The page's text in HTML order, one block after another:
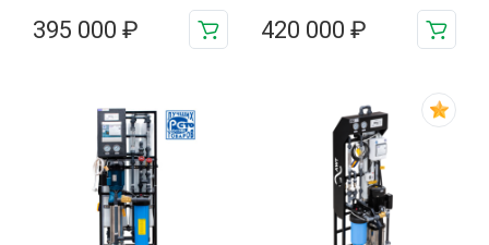
395 000 ₽ 420 000 ₽